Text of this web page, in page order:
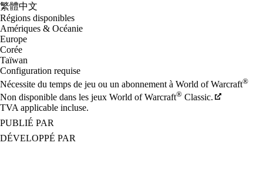
繁體中文
Régions disponibles
Amériques & Océanie
Europe
Corée
Taïwan
Configuration requise
Nécessite du temps de jeu ou un abonnement à World of Warcraft®
Non disponible dans les jeux World of Warcraft® Classic.
TVA applicable incluse.
PUBLIÉ PAR
DÉVELOPPÉ PAR